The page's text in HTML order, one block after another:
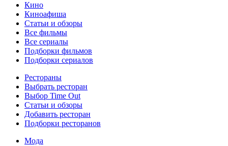
Кино
Киноафиша
Статьи и обзоры
Все фильмы
Все сериалы
Подборки фильмов
Подборки сериалов
Рестораны
Выбрать ресторан
Выбор Time Out
Статьи и обзоры
Добавить ресторан
Подборки ресторанов
Мода